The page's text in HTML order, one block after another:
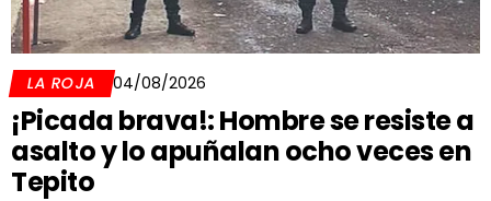
LA ROJA 04/08/2026
¡Picada brava!: Hombre se resiste a
asalto y lo apuñalan ocho veces en
Tepito